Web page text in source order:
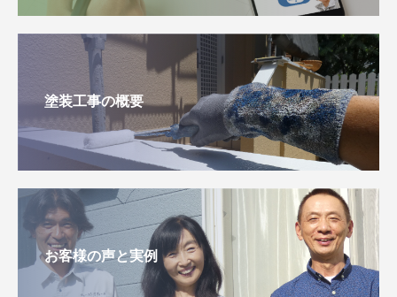
塗装工事の概要
お客様の声と実例